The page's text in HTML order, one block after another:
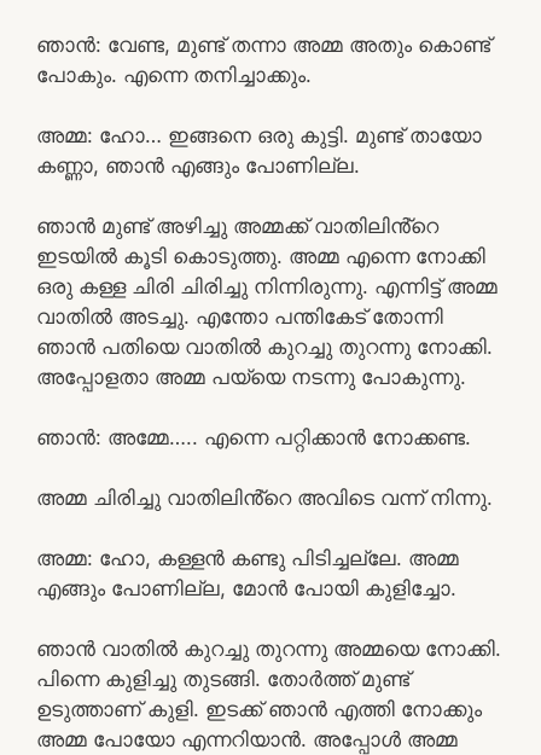
ഞാൻ: വേണ്ട, മുണ്ട് തന്നാ അമ്മ അതും കൊണ്ട്
പോകും. എന്നെ തനിച്ചാക്കും.
അമ്മ: ഹോ… ഇങ്ങനെ ഒരു കുട്ടി. മുണ്ട് തായോ
കണ്ണാ, ഞാൻ എങ്ങും പോണില്ല.
ഞാൻ മുണ്ട് അഴിച്ചു അമ്മക്ക് വാതിലിൻ്റെ
ഇടയിൽ കൂടി കൊടുത്തു. അമ്മ എന്നെ നോക്കി
ഒരു കള്ള ചിരി ചിരിച്ചു നിന്നിരുന്നു. എന്നിട്ട് അമ്മ
വാതിൽ അടച്ചു. എന്തോ പന്തികേട് തോന്നി
ഞാൻ പതിയെ വാതിൽ കുറച്ചു തുറന്നു നോക്കി.
അപ്പോളതാ അമ്മ പയ്യെ നടന്നു പോകുന്നു.
ഞാൻ: അമ്മേ….. എന്നെ പറ്റിക്കാൻ നോക്കണ്ട.
അമ്മ ചിരിച്ചു വാതിലിൻ്റെ അവിടെ വന്ന് നിന്നു.
അമ്മ: ഹോ, കള്ളൻ കണ്ടു പിടിച്ചല്ലേ. അമ്മ
എങ്ങും പോണില്ല, മോൻ പോയി കുളിച്ചോ.
ഞാൻ വാതിൽ കുറച്ചു തുറന്നു അമ്മയെ നോക്കി.
പിന്നെ കുളിച്ചു തുടങ്ങി. തോർത്ത്‌ മുണ്ട്
ഉടുത്താണ് കുളി. ഇടക്ക് ഞാൻ എത്തി നോക്കും
അമ്മ പോയോ എന്നറിയാൻ. അപ്പോൾ അമ്മ